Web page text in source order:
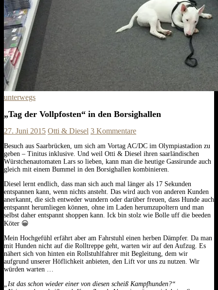
unterwegs
„Tag der Vollpfosten“ in den Borsighallen
27. Juni 2015 Otti & Diesel 3 Kommentare
Besuch aus Saarbrücken, um sich am Vortag AC/DC im Olympiastadion zu
geben – Tinitus inklusive. Und weil Otti & Diesel ihren saarländischen
Würstchenautomaten Lars so lieben, kann man die heutige Gassirunde auch
gleich mit einem Bummel in den Borsighallen kombinieren.
Diesel lernt endlich, dass man sich auch mal länger als 17 Sekunden
entspannen kann, wenn nichts ansteht. Das wird auch von anderen Kunden
anerkannt, die sich entweder wundern oder darüber freuen, dass Hunde auch
entspannt herumliegen können, ohne im Laden herumzupoltern und man
selbst daher entspannt shoppen kann. Ick bin stolz wie Bolle uff die beeden
Köter 😀
Mein Hochgefühl erfährt aber am Fahrstuhl einen herben Dämpfer. Da man
mit Hunden nicht auf die Rolltreppe geht, warten wir auf den Aufzug. Es
nähert sich von hinten ein Rollstuhlfahrer mit Begleitung, dem wir
aufgrund unserer Höflichkeit anbieten, den Lift vor uns zu nutzen. Wir
würden warten …
„Ist das schon wieder einer von diesen scheiß Kampfhunden?“